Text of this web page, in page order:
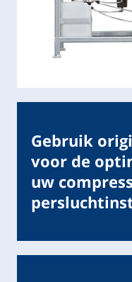
Gebruik
voor de
uw